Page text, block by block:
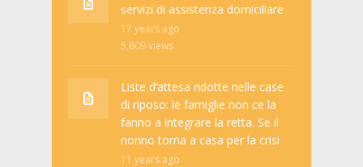
servizi di assistenza domiciliare
17 years ago
5,609views
Liste d’attesa ridotte nelle case
di riposo: le famiglie non ce la
fanno a integrare la retta. Se il
nonno torna a casa per la crisi
11 years ago